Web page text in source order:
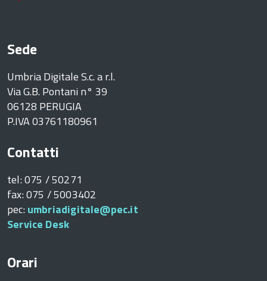
Sede
Umbria Digitale S.c. a r.l.
Via G.B. Pontani n° 39
06128 PERUGIA
P.IVA 03761180961
Contatti
tel: 075 / 50271
fax: 075 / 5003402
pec: umbriadigitale@pec.it
Service Desk
Orari